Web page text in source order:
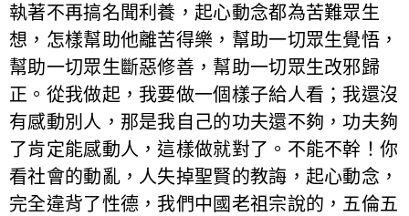
執著不再搞名聞利養，起心動念都為苦難眾生
想，怎樣幫助他離苦得樂，幫助一切眾生覺悟，
幫助一切眾生斷惡修善，幫助一切眾生改邪歸
正。從我做起，我要做一個樣子給人看；我還沒
有感動別人，那是我自己的功夫還不夠，功夫夠
了肯定能感動人，這樣做就對了。不能不幹！你
看社會的動亂，人失掉聖賢的教誨，起心動念，
完全違背了性德，我們中國老祖宗說的，五倫五